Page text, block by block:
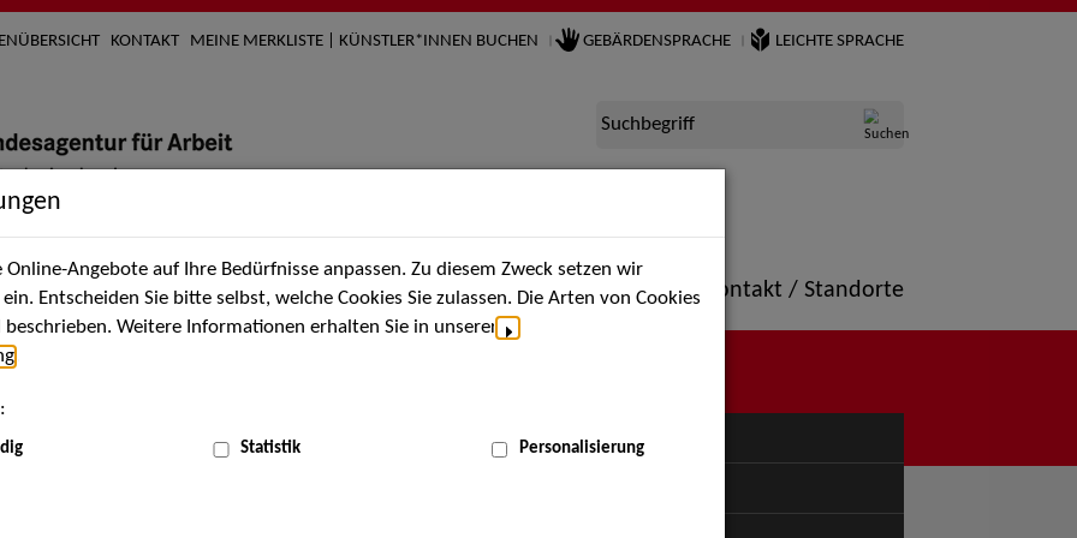
KONTAKT MEINE MERKLISTE | KÜNSTLER*INNEN BUCHEN GEBÄRDENSPRACHE LEICHTE SPRACHE
Suchbegriff
Künstler*innen Über uns Aktuelles Termine Portfolio Kontakt / Standorte
(Michael Fritzsche)
MENÜ
Angebote auf Ihre Bedürfnisse anpassen. Zu diesem Zweck setzen wir
Entscheiden Sie bitte selbst, welche Cookies Sie zulassen. Die Arten von Cookies
Weitere Informationen erhalten Sie in unserer
Statistik Personalisierung